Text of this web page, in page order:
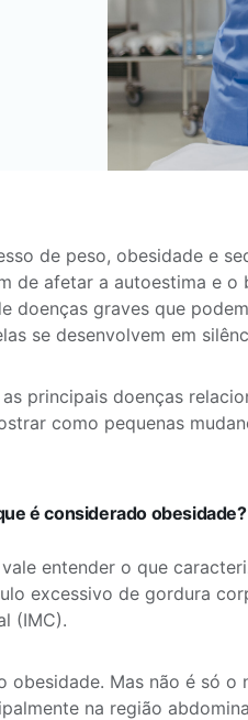
de peso, obesidade e
de afetar a autoestima e o
doenças graves que
se desenvolvem em
principais doenças
como pequenas
é considerado obesidade?
entender o que
excessivo de gordura
(IMC).
obesidade. Mas não é só o
na região